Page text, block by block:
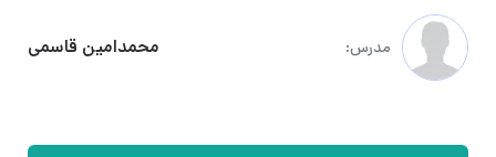
مدرس: محمدامین قاسمی